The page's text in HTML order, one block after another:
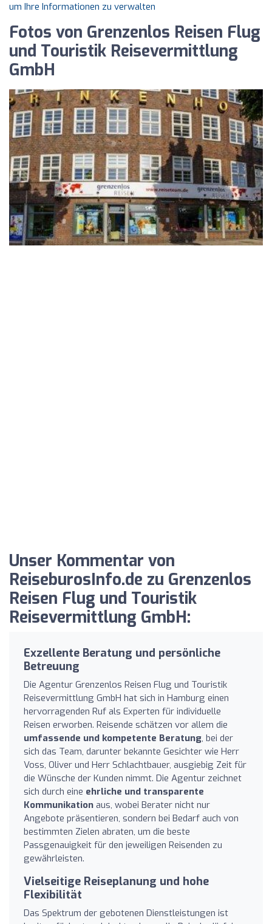
um Ihre Informationen zu verwalten
Fotos von Grenzenlos Reisen Flug
und Touristik Reisevermittlung
GmbH
Unser Kommentar von
ReiseburosInfo.de zu Grenzenlos
Reisen Flug und Touristik
Reisevermittlung GmbH:
Exzellente Beratung und persönliche
Betreuung
Die Agentur Grenzenlos Reisen Flug und Touristik
Reisevermittlung GmbH hat sich in Hamburg einen
hervorragenden Ruf als Experten für individuelle
Reisen erworben. Reisende schätzen vor allem die
umfassende und kompetente Beratung, bei der
sich das Team, darunter bekannte Gesichter wie Herr
Voss, Oliver und Herr Schlachtbauer, ausgiebig Zeit für
die Wünsche der Kunden nimmt. Die Agentur zeichnet
sich durch eine ehrliche und transparente
Kommunikation aus, wobei Berater nicht nur
Angebote präsentieren, sondern bei Bedarf auch von
bestimmten Zielen abraten, um die beste
Passgenauigkeit für den jeweiligen Reisenden zu
gewährleisten.
Vielseitige Reiseplanung und hohe
Flexibilität
Das Spektrum der gebotenen Dienstleistungen ist